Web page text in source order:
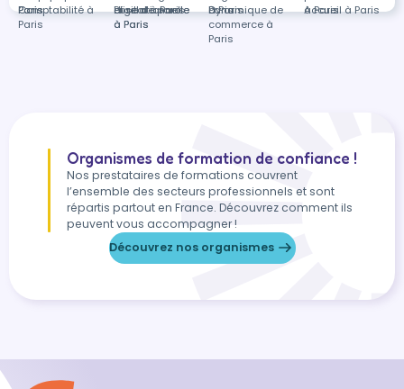
Paris
et relationnelle
à Paris
Paris
à Paris
Paris
digital à Paris
à Paris
Comptabilité à
Paris
Prise de parole
à Paris
Dynamique de
commerce à
Paris
Accueil à Paris
Organismes de formation de confiance !
Nos prestataires de formations couvrent
l’ensemble des secteurs professionnels et sont
répartis partout en France. Découvrez comment ils
peuvent vous accompagner !
Découvrez nos organismes